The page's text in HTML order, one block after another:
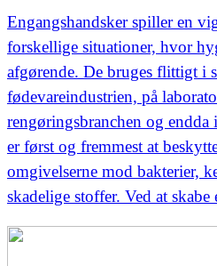
Engangshandsker spiller en
forskellige situationer, hvor
afgørende. De bruges flittigt i
fødevareindustrien, på
rengøringsbranchen og
er først og fremmest at
omgivelserne mod bakterier,
skadelige stoffer. Ved at